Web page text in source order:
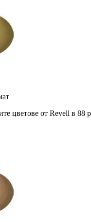
цветове от Revell в 88